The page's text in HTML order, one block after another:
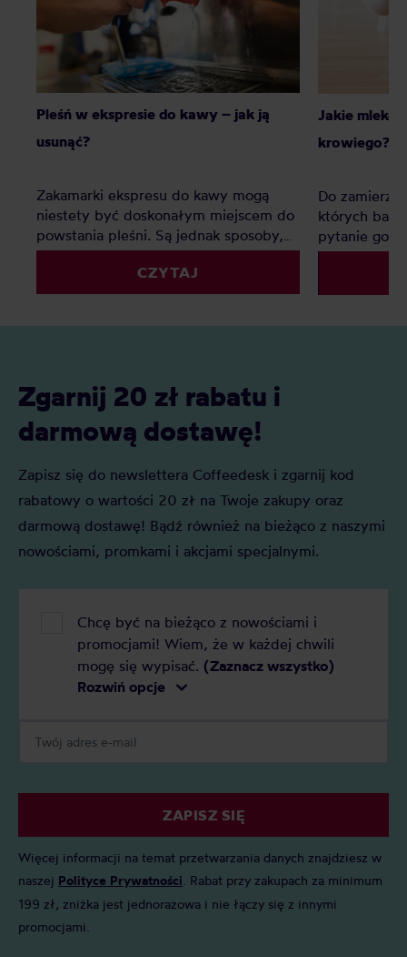
Pleśń w ekspresie do kawy – jak ją
usunąć?
Zakamarki ekspresu do kawy mogą
niestety być doskonałym miejscem do
powstania pleśni. Są jednak sposoby,
by zapobiec tej nieprzyjemnej sytuacji
lub zwalczyć powstały grzyb.
CZYTAJ
Jakie mleko
krowiego?
Do
których
pytanie
wątpliwości.
Zgarnij 20 zł rabatu i
darmową dostawę!
Zapisz się do newslettera Coffeedesk i zgarnij kod
rabatowy o wartości 20 zł na Twoje zakupy oraz
darmową dostawę! Bądź również na bieżąco z naszymi
nowościami, promkami i akcjami specjalnymi.
Chcę być na bieżąco z nowościami i
promocjami! Wiem, że w każdej chwili
mogę się wypisać. (Zaznacz wszystko)
Rozwiń opcje
ZAPISZ SIĘ
Więcej informacji na temat przetwarzania danych znajdziesz w
naszej Polityce Prywatności . Rabat przy zakupach za minimum
199 zł, zniżka jest jednorazowa i nie łączy się z innymi
promocjami.